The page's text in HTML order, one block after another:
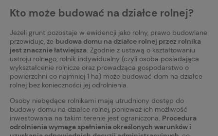
Kto może budować na działce rolnej?
Jeżeli grunt pozostaje w ewidencji jako rolny, prawo budowlane
przewiduje, że budowa domu na działce rolnej przez rolnika
jest znacznie łatwiejsza. Zgodnie z ustawą o kształtowaniu
ustroju rolnego, rolnik indywidualny (czyli osoba posiadająca
wykształcenie rolnicze oraz prowadząca gospodarstwo o
powierzchni co najmniej 1 ha) może budować dom na działce
rolnej bez konieczności jej odrolnienia.
Osoby niebędące rolnikami mają utrudniony dostęp do
budowy domu na działce rolnej, ponieważ ich możliwość
inwestowania na takim terenie jest ograniczona. Procedura
odrolnienia wymaga spełnienia określonych warunków i